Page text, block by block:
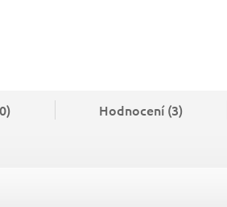
Hodnocení (3)